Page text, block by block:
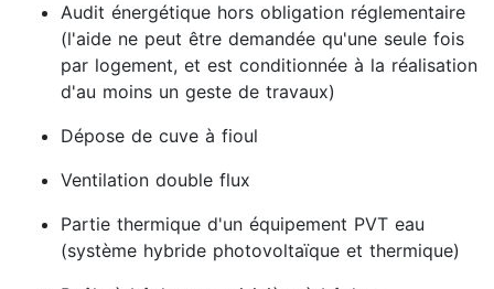
Audit énergétique hors obligation réglementaire
(l'aide ne peut être demandée qu'une seule fois
par logement, et est conditionnée à la réalisation
d'au moins un geste de travaux)
Dépose de cuve à fioul
Ventilation double flux
Partie thermique d'un équipement PVT eau
(système hybride photovoltaïque et thermique)